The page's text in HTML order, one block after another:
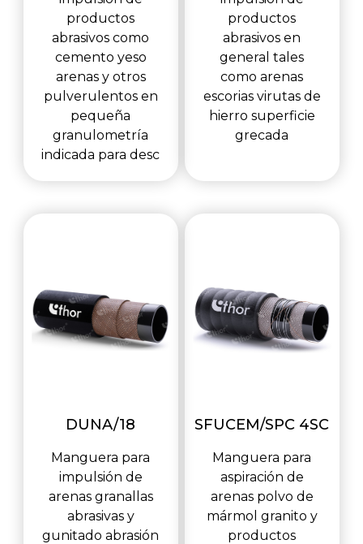
productos
abrasivos como
cemento yeso
arenas y otros
pulverulentos en
pequeña
granulometría
indicada para desc
productos
abrasivos en
general tales
como arenas
escorias virutas de
hierro superficie
grecada
DUNA/18
Manguera para
impulsión de
arenas granallas
abrasivas y
gunitado abrasión
SFUCEM/SPC 4SC
Manguera para
aspiración de
arenas polvo de
mármol granito y
productos